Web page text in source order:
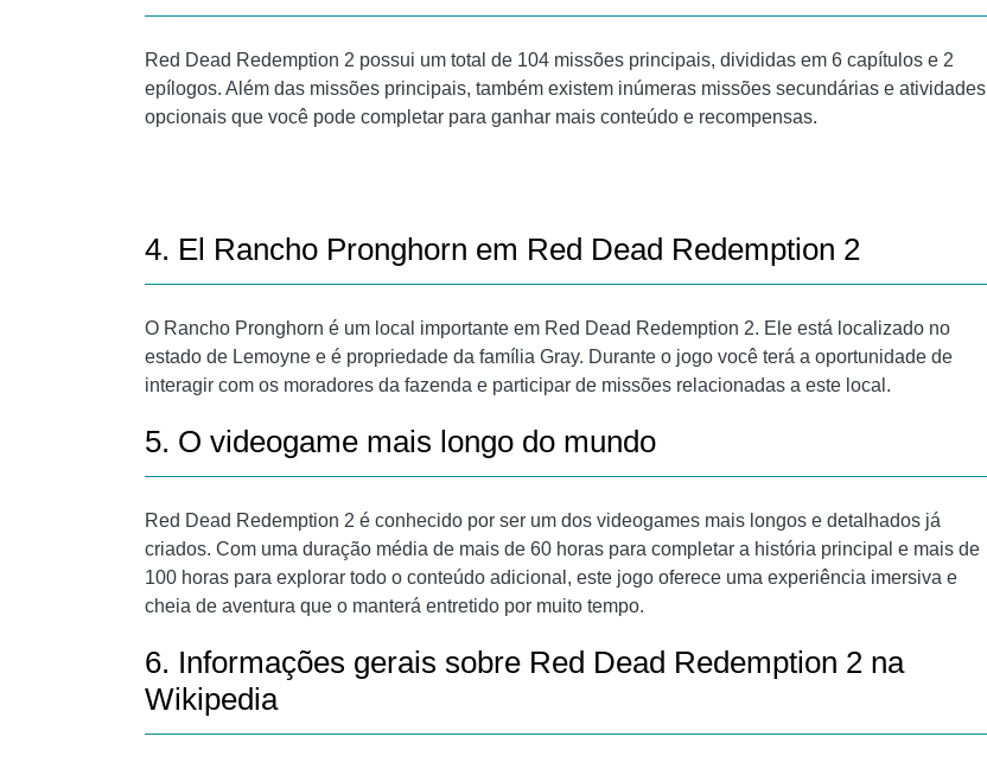
Red Dead Redemption 2 possui um total de 104 missões principais, divididas em 6 capítulos e 2
epílogos. Além das missões principais, também existem inúmeras missões secundárias e atividades
opcionais que você pode completar para ganhar mais conteúdo e recompensas.
4. El Rancho Pronghorn em Red Dead Redemption 2
O Rancho Pronghorn é um local importante em Red Dead Redemption 2. Ele está localizado no
estado de Lemoyne e é propriedade da família Gray. Durante o jogo você terá a oportunidade de
interagir com os moradores da fazenda e participar de missões relacionadas a este local.
5. O videogame mais longo do mundo
Red Dead Redemption 2 é conhecido por ser um dos videogames mais longos e detalhados já
criados. Com uma duração média de mais de 60 horas para completar a história principal e mais de
100 horas para explorar todo o conteúdo adicional, este jogo oferece uma experiência imersiva e
cheia de aventura que o manterá entretido por muito tempo.
6. Informações gerais sobre Red Dead Redemption 2 na
Wikipedia